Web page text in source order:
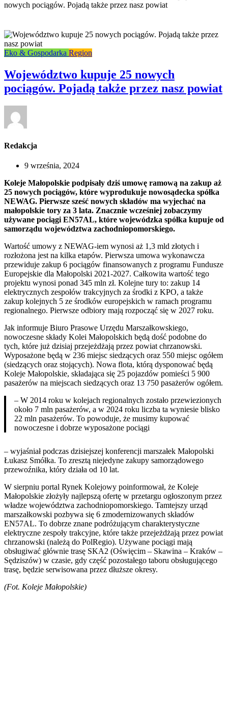
nowych pociągów. Pojadą także przez nasz powiat
Eko & Gospodarka Region
Województwo kupuje 25 nowych
pociągów. Pojadą także przez nasz powiat
Redakcja
9 września, 2024
Koleje Małopolskie podpisały dziś umowę ramową na zakup aż
25 nowych pociągów, które wyprodukuje nowosądecka spółka
NEWAG. Pierwsze sześć nowych składów ma wyjechać na
małopolskie tory za 3 lata. Znacznie wcześniej zobaczymy
używane pociągi EN57AL, które wojewódzka spółka kupuje od
samorządu województwa zachodniopomorskiego.
Wartość umowy z NEWAG-iem wynosi aż 1,3 mld złotych i
rozłożona jest na kilka etapów. Pierwsza umowa wykonawcza
przewiduje zakup 6 pociągów finansowanych z programu Fundusze
Europejskie dla Małopolski 2021-2027. Całkowita wartość tego
projektu wynosi ponad 345 mln zł. Kolejne tury to: zakup 14
elektrycznych zespołów trakcyjnych za środki z KPO, a także
zakup kolejnych 5 ze środków europejskich w ramach programu
regionalnego. Pierwsze odbiory mają rozpocząć się w 2027 roku.
Jak informuje Biuro Prasowe Urzędu Marszałkowskiego,
nowoczesne składy Kolei Małopolskich będą dość podobne do
tych, które już dzisiaj przejeżdżają przez powiat chrzanowski.
Wyposażone będą w 236 miejsc siedzących oraz 550 miejsc ogółem
(siedzących oraz stojących). Nowa flota, którą dysponować będą
Koleje Małopolskie, składająca się 25 pojazdów pomieści 5 900
pasażerów na miejscach siedzących oraz 13 750 pasażerów ogółem.
– W 2014 roku w kolejach regionalnych zostało przewiezionych
około 7 mln pasażerów, a w 2024 roku liczba ta wyniesie blisko
22 mln pasażerów. To powoduje, że musimy kupować
nowoczesne i dobrze wyposażone pociągi
– wyjaśniał podczas dzisiejszej konferencji marszałek Małopolski
Łukasz Smółka. To zresztą niejedyne zakupy samorządowego
przewoźnika, który działa od 10 lat.
W sierpniu portal Rynek Kolejowy poinformował, że Koleje
Małopolskie złożyły najlepszą ofertę w przetargu ogłoszonym przez
władze województwa zachodniopomorskiego. Tamtejszy urząd
marszałkowski pozbywa się 6 zmodernizowanych składów
EN57AL. To dobrze znane podróżującym charakterystyczne
elektryczne zespoły trakcyjne, które także przejeżdżają przez powiat
chrzanowski (należą do PolRegio). Używane pociągi mają
obsługiwać głównie trasę SKA2 (Oświęcim – Skawina – Kraków –
Sędziszów) w czasie, gdy część pozostałego taboru obsługującego
trasę, będzie serwisowana przez dłuższe okresy.
(Fot. Koleje Małopolskie)